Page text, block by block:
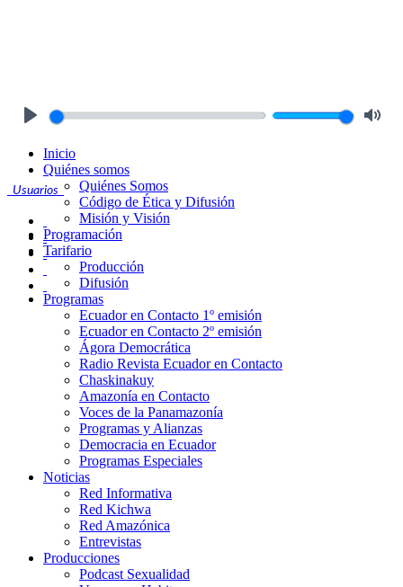
Usuarios
Inicio
Quiénes somos
Quiénes Somos
Código de Ética y Difusión
Misión y Visión
Programación
Tarifario
Producción
Difusión
Programas
Ecuador en Contacto 1º emisión
Ecuador en Contacto 2º emisión
Ágora Democrática
Radio Revista Ecuador en Contacto
Chaskinakuy
Amazonía en Contacto
Voces de la Panamazonía
Programas y Alianzas
Democracia en Ecuador
Programas Especiales
Noticias
Red Informativa
Red Kichwa
Red Amazónica
Entrevistas
Producciones
Podcast Sexualidad